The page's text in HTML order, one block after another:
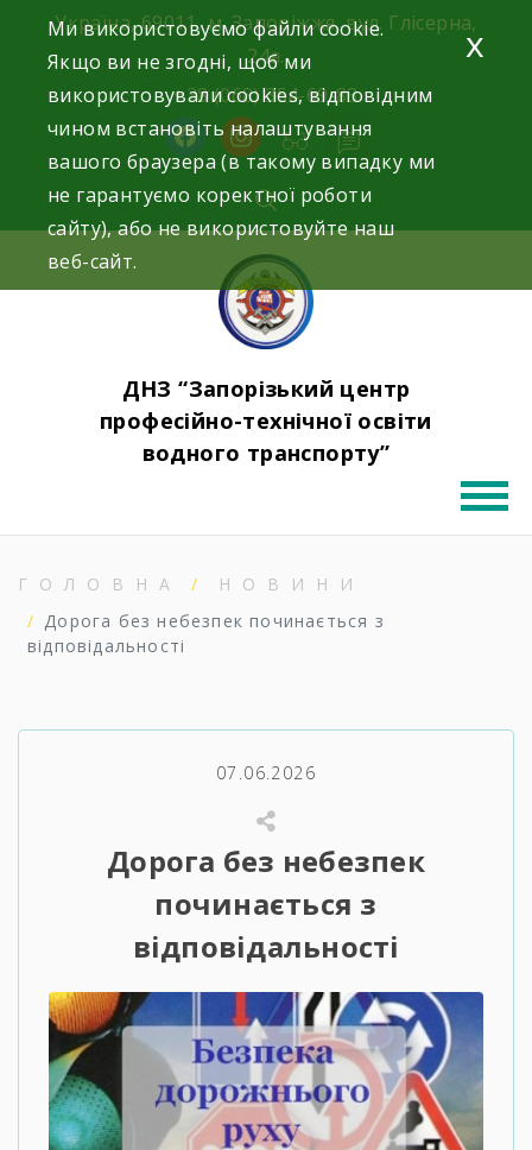
Україна, 69011, м. Запоріжжя, вул. Глісерна,
24а.
+38 (068) 354-69-83
facebookinstagram
ДНЗ “Запорізький центр
професійно-технічної освіти
водного транспорту”
ГОЛОВНА
НОВИНИ
Дорога без небезпек починається з
відповідальності
07.06.2026
Дорога без небезпек
починається з
відповідальності
Ми використовуємо файли cookie.
Якщо ви не згодні, щоб ми
використовували cookies, відповідним
чином встановіть налаштування
вашого браузера (в такому випадку ми
не гарантуємо коректної роботи
сайту), або не використовуйте наш
веб-сайт.
x